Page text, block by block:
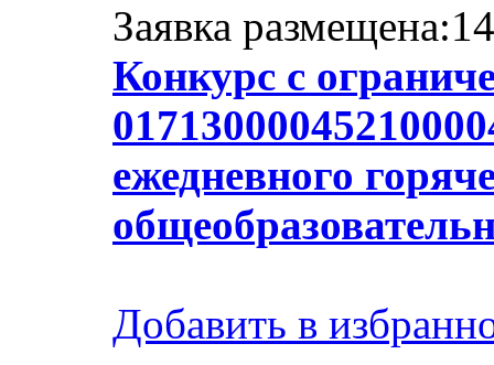
Заявка
Конкурс с
ежедневного
Добавить в